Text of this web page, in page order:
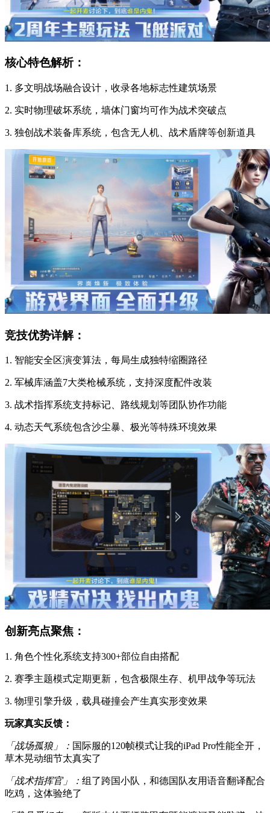
核心特色解析：
1. 多文明战场融合设计，收录各地标志性建筑场景
2. 实时物理破坏系统，墙体门窗均可作为战术突破点
3. 独创战术装备库系统，包含无人机、战术盾牌等创新道具
竞技优势详解：
1. 智能安全区演变算法，每局生成独特缩圈路径
2. 军械库涵盖7大类枪械系统，支持深度配件改装
3. 战术指挥系统支持标记、路线规划等团队协作功能
4. 动态天气系统包含沙尘暴、极光等特殊环境效果
创新亮点聚焦：
1. 角色个性化系统支持300+部位自由搭配
2. 赛季主题模式定期更新，包含极限生存、机甲战争等玩法
3. 物理引擎升级，载具碰撞会产生真实形变效果
玩家真实反馈：
「战场孤狼」： 国际服的120帧模式让我的iPad Pro性能全开，
草木晃动细节太真实了
「战术指挥官」： 组了跨国小队，和德国队友用语音翻译配合
吃鸡，这体验绝了